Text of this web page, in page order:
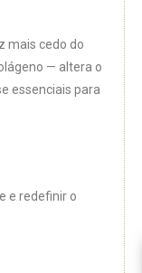
mais cedo do
— altera o
essenciais para
e redefinir o